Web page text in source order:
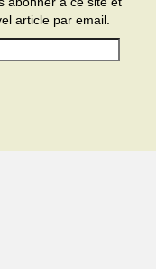
article par email.